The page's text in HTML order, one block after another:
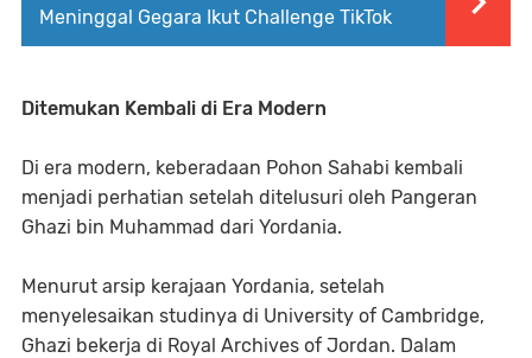
Meninggal Gegara Ikut Challenge TikTok
Ditemukan Kembali di Era Modern
Di era modern, keberadaan Pohon Sahabi kembali
menjadi perhatian setelah ditelusuri oleh Pangeran
Ghazi bin Muhammad dari Yordania.
Menurut arsip kerajaan Yordania, setelah
menyelesaikan studinya di University of Cambridge,
Ghazi bekerja di Royal Archives of Jordan. Dalam